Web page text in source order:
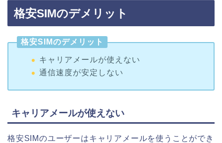
格安SIMのデメリット
格安SIMのデメリット
キャリアメールが使えない
通信速度が安定しない
キャリアメールが使えない
格安SIMのユーザーはキャリアメールを使うことができ